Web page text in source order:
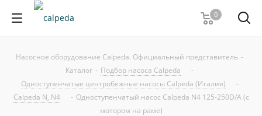
0
Насосное оборудование Calpeda. Официальный представитель -
Каталог - Подбор насоса Calpeda
-
Одноступенчатые центробежные насосы Calpeda (Италия)
-
Calpeda N, N4
- Одноступенчатый насос Calpeda N4 125-250D/A (с
мотором на раме)